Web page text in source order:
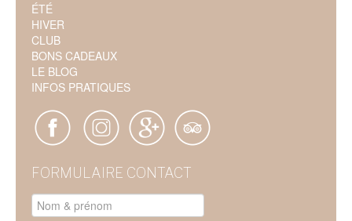
ÉTÉ
HIVER
CLUB
BONS CADEAUX
LE BLOG
INFOS PRATIQUES
FORMULAIRE CONTACT